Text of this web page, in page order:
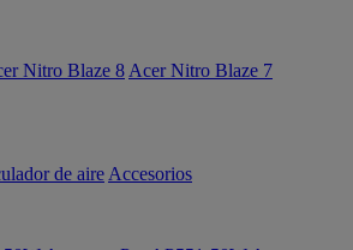
Nitro Blaze 8 Acer Nitro Blaze 7
de aire Accesorios